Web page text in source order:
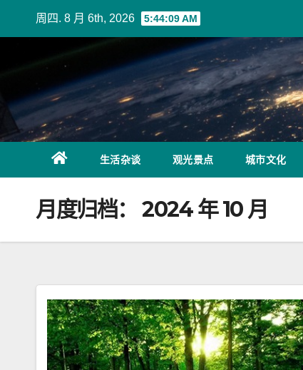
周四. 8 月 6th, 2026 5:44:10 AM
生活杂谈 观光景点 城市文化
月度归档： 2024 年 10 月